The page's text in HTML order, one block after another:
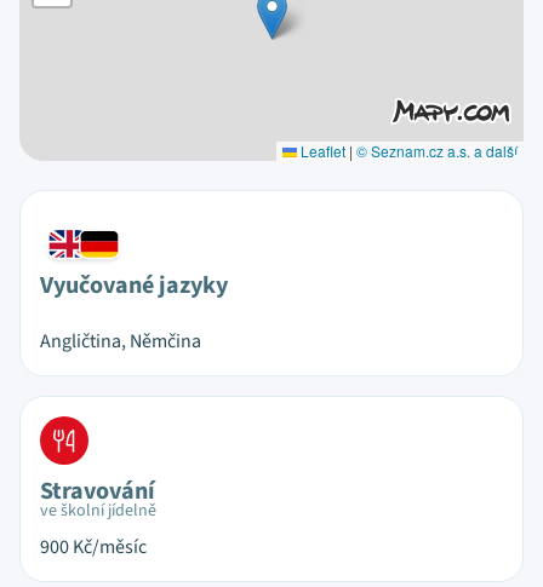
Leaflet | © Seznam.cz a.s. a další
Vyučované jazyky
Angličtina, Němčina
Stravování
ve školní jídelně
900Kč/měsíc